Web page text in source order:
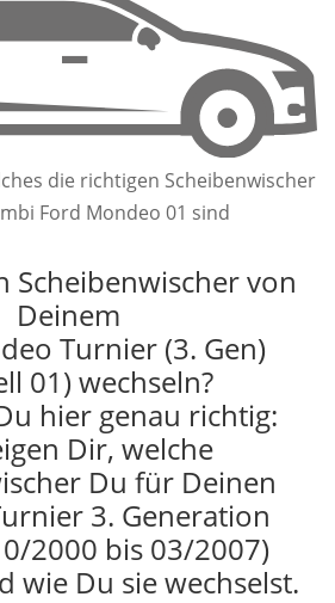
die richtigen Scheibenwischer
Ford Mondeo 01 sind
Scheibenwischer von
Deinem
Turnier (3. Gen)
01) wechseln?
hier genau richtig:
Dir, welche
Du für Deinen
3. Generation
2000 bis 03/2007)
wie Du sie wechselst.